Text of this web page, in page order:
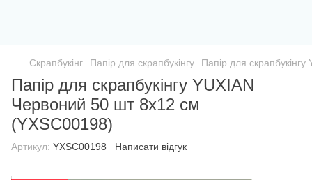
Скрапбукінг Папір для скрапбукінгу Папір для
Папір для скрапбукінгу YUXIAN
Червоний 50 шт 8х12 см
(YXSC00198)
Артикул: YXSC00198 Написати відгук